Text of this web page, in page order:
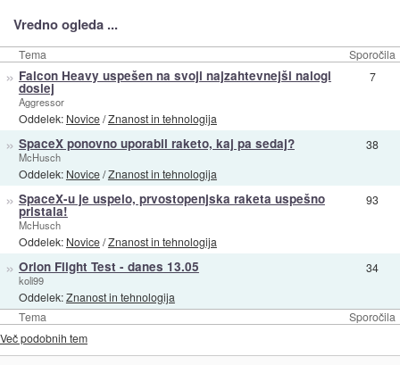
Vredno ogleda ...
Tema Sporočila
Tema Sporočila
» Falcon Heavy uspešen na svoji najzahtevnejši nalogi
doslej
Aggressor
Oddelek: Novice/Znanost in tehnologija
7
» SpaceX ponovno uporabil raketo, kaj pa sedaj?
McHusch
Oddelek: Novice/Znanost in tehnologija
38
» SpaceX-u je uspelo, prvostopenjska raketa uspešno
pristala!
McHusch
Oddelek: Novice/Znanost in tehnologija
93
» Orion Flight Test - danes 13.05
koli99
Oddelek:Znanost in tehnologija
34
Več podobnih tem